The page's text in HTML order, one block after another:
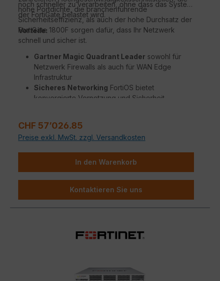
hohe Portdichte, die branchenführende
Sicherheitseffizienz, als auch der hohe Durchsatz der
FortiGate 1800F sorgen dafür, dass Ihr Netzwerk
schnell und sicher ist.
noch schneller zu verarbeiten, ohne dass das System
der FortiGate belastet wird.
Vorteile:
Gartner Magic Quadrant Leader sowohl für
Netzwerk Firewalls als auch für WAN Edge
Infrastruktur
Sicheres Networking FortiOS bietet
konvergierte Vernetzung und Sicherheit
Sicherheit für Unternehmen
KI / ML-gestützten FortiGuard Dienstleistungen
jedes Edge jeder Größenordnung
Regulärer Preis:
CHF 57’026.85
Preise exkl. MwSt. zzgl. Versandkosten
In den Warenkorb
Kontaktieren Sie uns